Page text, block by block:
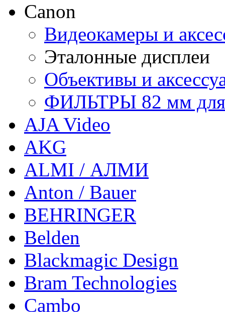
Canon
Видеокамеры и
Эталонные дисплеи
Объективы и
ФИЛЬТРЫ 82 мм для
AJA Video
AKG
ALMI / АЛМИ
Anton / Bauer
BEHRINGER
Belden
Blackmagic Design
Bram Technologies
Cambo